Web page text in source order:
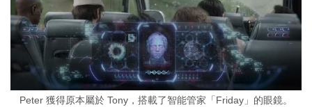
Peter 獲得原本屬於 Tony，搭載了智能管家「Friday」的眼鏡。